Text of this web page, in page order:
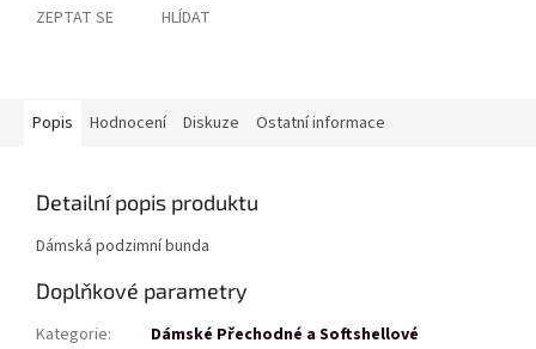
ZEPTAT SE HLÍDAT
Popis Hodnocení Diskuze Ostatní informace
Detailní popis produktu
Dámská podzimní bunda
Doplňkové parametry
Kategorie:
Dámské Přechodné a Softshellové